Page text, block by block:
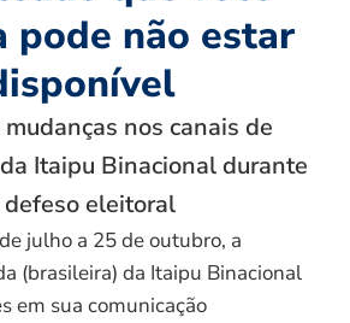
pode não estar
nos canais de
Itaipu Binacional durante
defeso eleitoral
julho a 25 de outubro, a
(brasileira) da Itaipu Binacional
em sua comunicação